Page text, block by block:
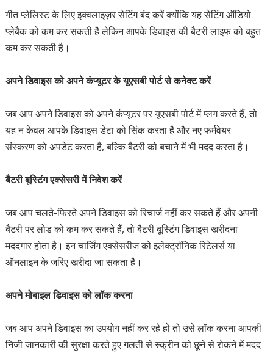
गीत प्लेलिस्ट के लिए इक्वलाइज़र सेटिंग बंद करें क्योंकि यह सेटिंग ऑडियो
प्लेबैक को कम कर सकती है लेकिन आपके डिवाइस की बैटरी लाइफ को बहुत
कम कर सकती है।
अपने डिवाइस को अपने कंप्यूटर के यूएसबी पोर्ट से कनेक्ट करें
जब आप अपने डिवाइस को अपने कंप्यूटर पर यूएसबी पोर्ट में प्लग करते हैं, तो
यह न केवल आपके डिवाइस डेटा को सिंक करता है और नए फर्मवेयर
संस्करण को अपडेट करता है, बल्कि बैटरी को बचाने में भी मदद करता है।
बैटरी बूस्टिंग एक्सेसरी में निवेश करें
जब आप चलते-फिरते अपने डिवाइस को रिचार्ज नहीं कर सकते हैं और अपनी
बैटरी पर लोड को कम कर सकते हैं, तो बैटरी बूस्टिंग डिवाइस खरीदना
मददगार होता है। इन चार्जिंग एक्सेसरीज को इलेक्ट्रॉनिक रिटेलर्स या
ऑनलाइन के जरिए खरीदा जा सकता है।
अपने मोबाइल डिवाइस को लॉक करना
जब आप अपने डिवाइस का उपयोग नहीं कर रहे हों तो उसे लॉक करना आपकी
निजी जानकारी की सुरक्षा करते हुए गलती से स्क्रीन को छूने से रोकने में मदद